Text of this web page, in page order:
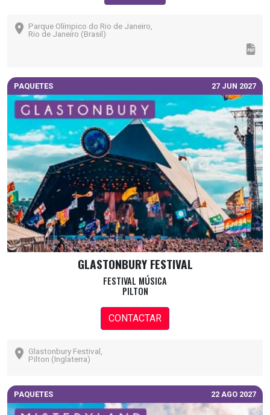
Parque Olímpico do Rio de Janeiro,
Rio de Janeiro (Brasil)
PAQUETES 27 JUN 2027
GLASTONBURY FESTIVAL
FESTIVAL MÚSICA
PILTON
CONTACTAR
Glastonbury Festival,
Pilton (Inglaterra)
PAQUETES 22 AGO 2027